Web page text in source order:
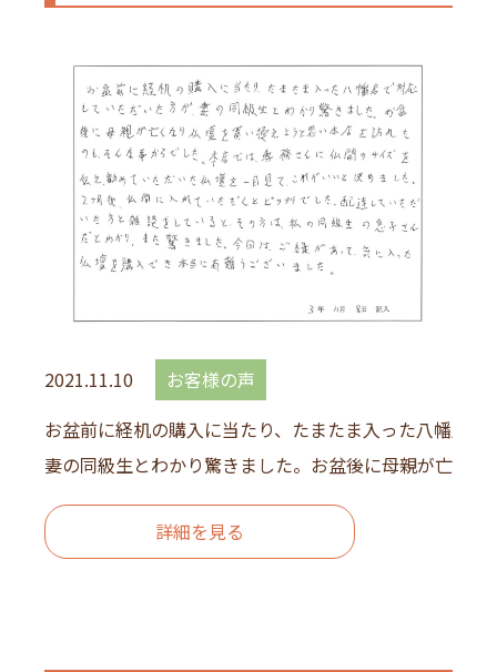
2021.11.10
お客様の声
お盆前に経机の購入に当たり、たまたま入った八幡店で
妻の同級生とわかり驚きました。お盆後に母親が亡くな
詳細を見る